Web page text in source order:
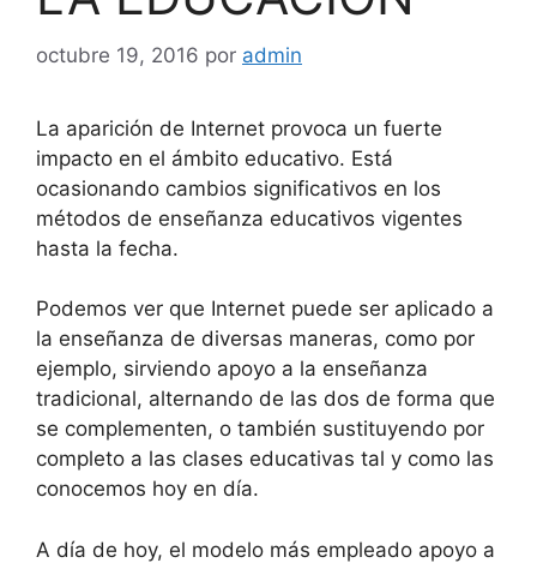
octubre 19, 2016 por admin
La aparición de Internet provoca un fuerte
impacto en el ámbito educativo. Está
ocasionando cambios significativos en los
métodos de enseñanza educativos vigentes
hasta la fecha.
Podemos ver que Internet puede ser aplicado a
la enseñanza de diversas maneras, como por
ejemplo, sirviendo apoyo a la enseñanza
tradicional, alternando de las dos de forma que
se complementen, o también sustituyendo por
completo a las clases educativas tal y como las
conocemos hoy en día.
A día de hoy, el modelo más empleado apoyo a